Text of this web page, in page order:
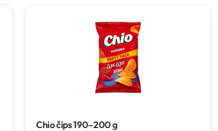
Chio čips190–200 g